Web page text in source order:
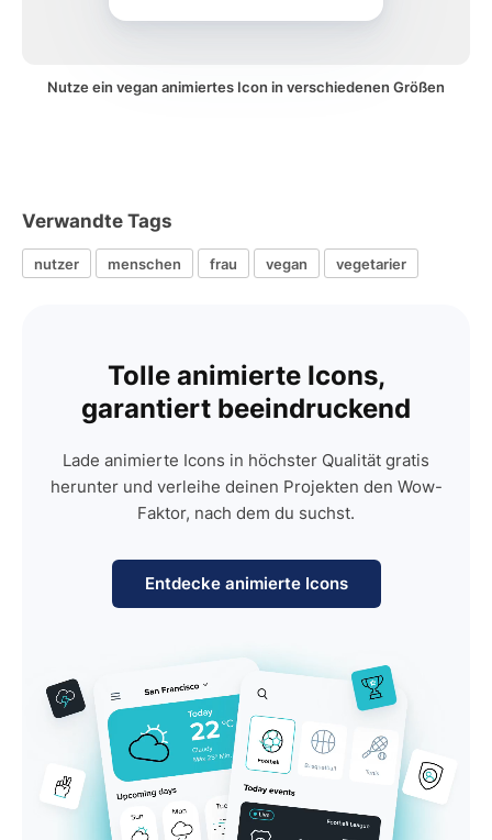
Nutze ein vegan animiertes Icon in verschiedenen Größen
Verwandte Tags
nutzer menschen frau vegan vegetarier
Tolle animierte Icons,
garantiert beeindruckend
Lade animierte Icons in höchster Qualität gratis
herunter und verleihe deinen Projekten den Wow-
Faktor, nach dem du suchst.
Entdecke animierte Icons